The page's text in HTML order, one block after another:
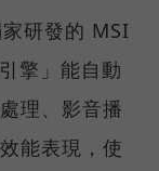
研發的 MSI
擎」能自動
理、影音播
能表現，使